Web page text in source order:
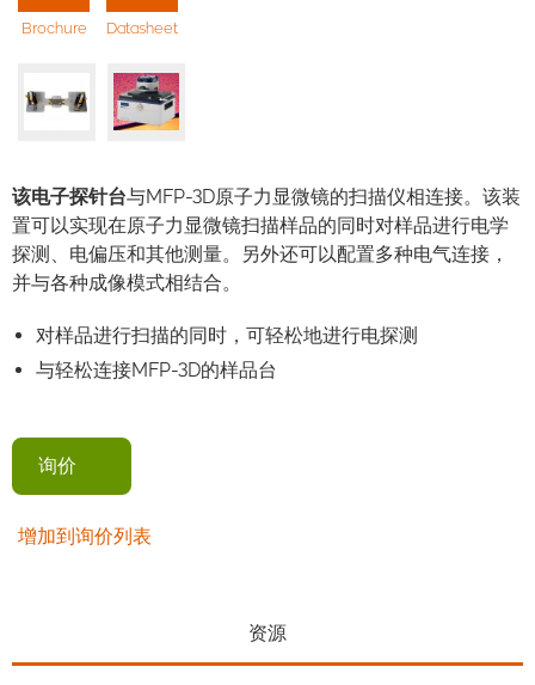
Brochure Datasheet
该电子探针台与MFP-3D原子力显微镜的扫描仪相连接。该装
置可以实现在原子力显微镜扫描样品的同时对样品进行电学
探测、电偏压和其他测量。另外还可以配置多种电气连接，
并与各种成像模式相结合。
对样品进行扫描的同时，可轻松地进行电探测
与轻松连接MFP-3D的样品台
询价
增加到询价列表
资源